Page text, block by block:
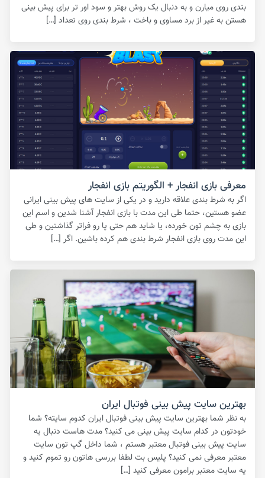
بندی روی میارن و به دنبال یک روش بهتر و سود اور تر برای پیش بینی
هستن به غیر از برد مساوی و باخت ، شرط بندی روی تعداد […]
معرفی بازی انفجار + الگوریتم بازی انفجار
اگر به شرط بندی علاقه دارید و در یکی از سایت های پیش بینی ایرانی
عضو هستین، حتما طی این مدت با بازی انفجار آشنا شدین و اسم این
بازی به چشم تون خورده، یا شاید هم حتی پا رو فراتر گذاشتین و طی
این مدت روی بازی انفجار شرط بندی هم کرده باشین. اگر […]
بهترین سایت پیش بینی فوتبال ایران
به نظر شما بهترین سایت پیش بینی فوتبال ایران کدوم سایته؟ شما
خودتون در کدام سایت پیش بینی می کنید؟ مدت هاست دنبال یه
سایت پیش بینی فوتبال معتبر هستم ، شما داخل گپ تون سایت
معتبر معرفی نمی کنید؟ پلیس بت لطفا بررسی هاتون رو تموم کنید و
یه سایت معتبر برامون معرفی کنید […]